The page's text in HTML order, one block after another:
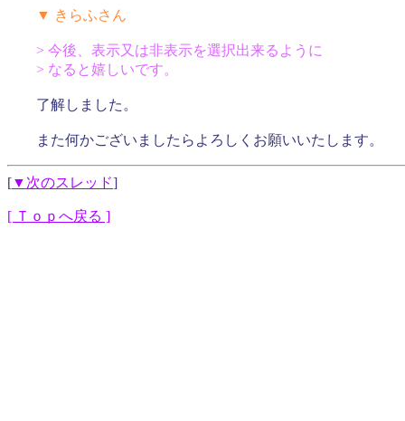
▼ きらふさん
> 今後、表示又は非表示を選択出来るように
> なると嬉しいです。
了解しました。
また何かございましたらよろしくお願いいたします。
[▼次のスレッド]
[ Ｔｏｐへ戻る ]